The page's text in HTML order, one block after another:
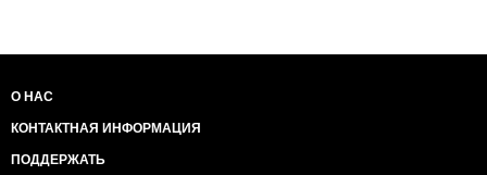
О НАС
КОНТАКТНАЯ ИНФОРМАЦИЯ
ПОДДЕРЖАТЬ